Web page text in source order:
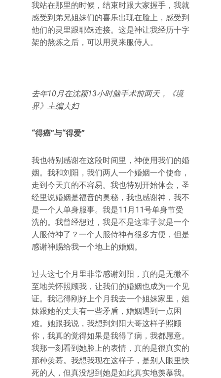
我站在那里的时候，结束时跟大家握手，我就
感受到弟兄姐妹们的喜乐出现在脸上，感受到
他们的灵里跟耶稣连接。这是神让我经历十字
架的熬炼之后，可以用灵来服侍人。
去年10月在沈颖13小时脑手术前两天，《境
界》主编夫妇
“得癌”与“得爱”
我也特别感谢在这段时间里，神使用我们的婚
姻。我和刘阳，我们两人一个婚姻一个使命，
走到今天真的不容易。我也特别开始体会，圣
经里说婚姻是福音的奥秘，我也感谢神，我不
是一个人单身服事。我是11月11号单身节受
洗的。我曾经想过，我是不是这辈子就是一个
人服侍神了？一个人服侍神有很多方便，但是
感谢神赐给我一个地上的婚姻。
过去这七个月里非常感谢刘阳，真的是无微不
至地关怀照顾我，让我们的婚姻也成为一个见
证。我记得刚好上个月我去一个姐妹家里，姐
妹跟她的丈夫有一些矛盾，婚姻遇到一点困
难。她跟我说，我想到刘阳大哥这样子照顾
你，我真的觉得如果是我得了病，我都愿意。
我那一刻看到她脸上的表情，真的是很真实的
那种羡慕。我想我现在这样子，是别人眼里快
死的人，但真没想到她是如此真实地羡慕我。